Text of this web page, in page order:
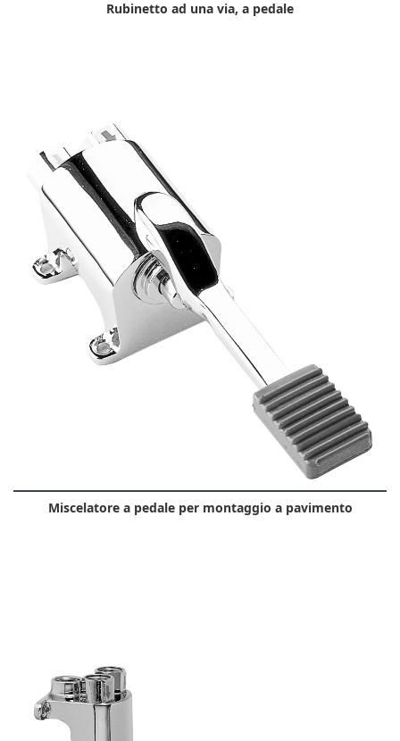
Rubinetto ad una via, a pedale
Miscelatore a pedale per montaggio a pavimento